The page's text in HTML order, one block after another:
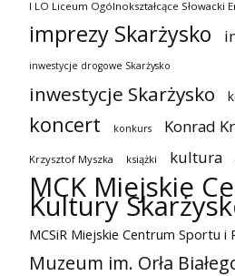
I LO Liceum Ogólnokształcące Słowacki
imprezy Skarżysko
inwestycje drogowe Skarżysko
inwestycje Skarżysko
koncert konkurs Konrad
Krzysztof Myszka książki kultura
MCK Miejskie
Kultury
MCSiR Miejskie Centrum Sportu i
Muzeum im. Orła